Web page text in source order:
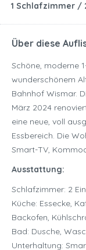
1 Schlafzimmer /
Über diese
Schöne, moderne
wunderschönem
Bahnhof Wismar.
März 2024
eine neue, voll
Essbereich. Die
Smart-TV,
Ausstattung:
Schlafzimmer: 2
Küche: Essecke,
Backofen,
Bad: Dusche,
Unterhaltung: